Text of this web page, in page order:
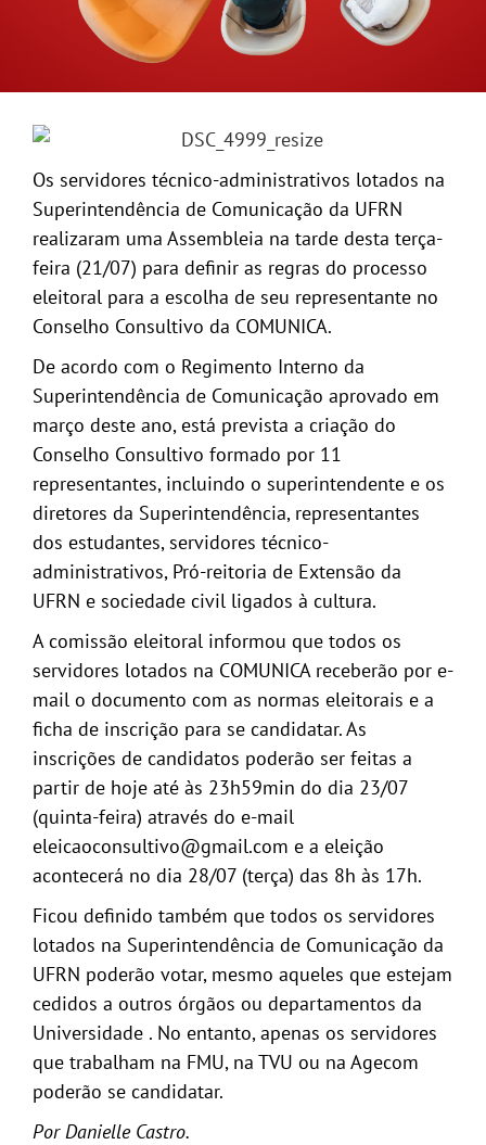
Os servidores técnico-administrativos lotados na
Superintendência de Comunicação da UFRN
realizaram uma Assembleia na tarde desta terça-
feira (21/07) para definir as regras do processo
eleitoral para a escolha de seu representante no
Conselho Consultivo da COMUNICA.
De acordo com o Regimento Interno da
Superintendência de Comunicação aprovado em
março deste ano, está prevista a criação do
Conselho Consultivo formado por 11
representantes, incluindo o superintendente e os
diretores da Superintendência, representantes
dos estudantes, servidores técnico-
administrativos, Pró-reitoria de Extensão da
UFRN e sociedade civil ligados à cultura.
A comissão eleitoral informou que todos os
servidores lotados na COMUNICA receberão por e-
mail o documento com as normas eleitorais e a
ficha de inscrição para se candidatar. As
inscrições de candidatos poderão ser feitas a
partir de hoje até às 23h59min do dia 23/07
(quinta-feira) através do e-mail
eleicaoconsultivo@gmail.com e a eleição
acontecerá no dia 28/07 (terça) das 8h às 17h.
Ficou definido também que todos os servidores
lotados na Superintendência de Comunicação da
UFRN poderão votar, mesmo aqueles que estejam
cedidos a outros órgãos ou departamentos da
Universidade . No entanto, apenas os servidores
que trabalham na FMU, na TVU ou na Agecom
poderão se candidatar.
Por Danielle Castro.